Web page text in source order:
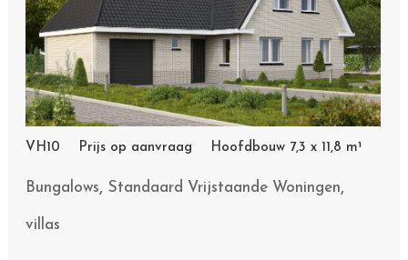
VH10 Prijs op aanvraag Hoofdbouw 7,3 x 11,8 m¹
Bungalows,Standaard Vrijstaande Woningen,
villas